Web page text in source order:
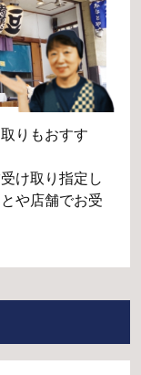
りもおすす
け取り指定し
や店舗でお受